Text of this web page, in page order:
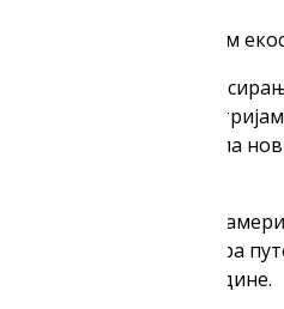
одрживом креативном
долара за
и културним
обука, приступа
пројекту је 100.000
На конкурс се аплицира
16. маја 2023. године.